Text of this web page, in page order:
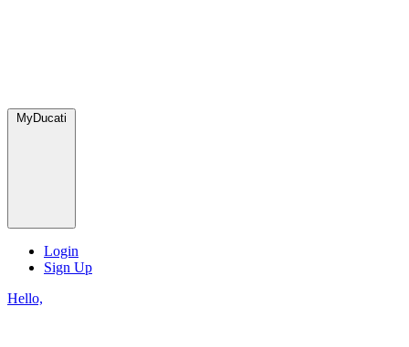
MyDucati
Login
Sign Up
Hello,